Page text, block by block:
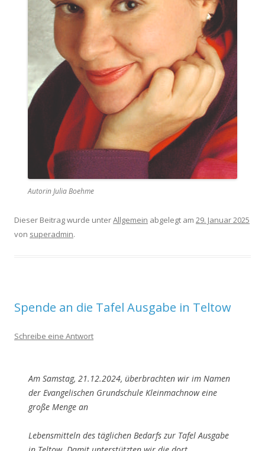
Autorin Julia Boehme
Dieser Beitrag wurde unterAllgemein abgelegt am 29. Januar 2025
von superadmin.
Spende an die Tafel Ausgabe in Teltow
Schreibe eine Antwort
Am Samstag, 21.12.2024, überbrachten wir im Namen
der Evangelischen Grundschule Kleinmachnow eine
große Menge an
Lebensmitteln des täglichen Bedarfs zur Tafel Ausgabe